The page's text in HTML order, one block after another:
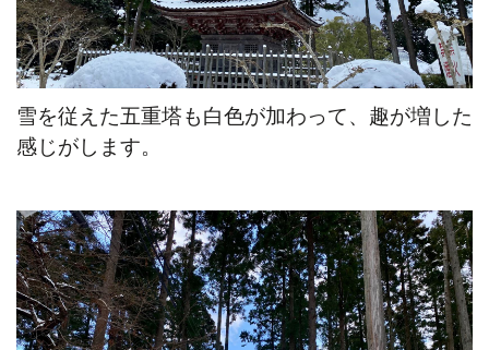
雪を従えた五重塔も白色が加わって、趣が増した
感じがします。